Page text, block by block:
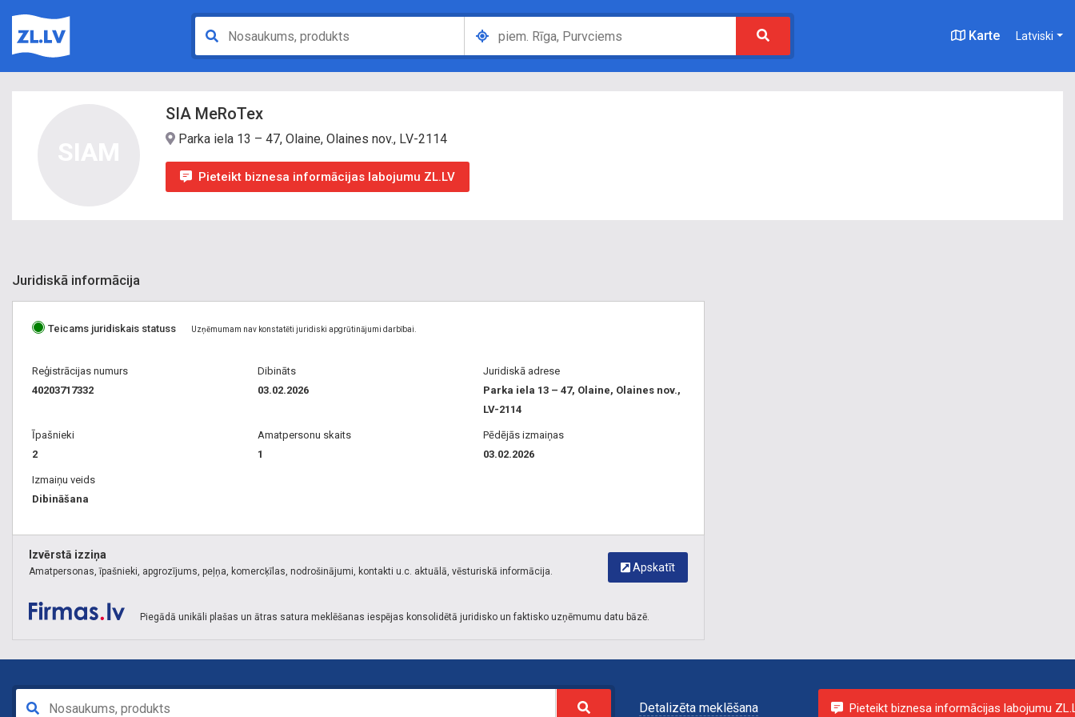
Karte Latviski
SIA MeRoTex
Parka iela 13 – 47, Olaine, Olaines nov., LV-2114
Pieteikt biznesa informācijas labojumu ZL.LV
Juridiskā informācija
Teicams juridiskais statuss Uzņēmumam nav konstatēti juridiski apgrūtinājumi darbībai.
Reģistrācijas numurs
40203717332
Dibināts
03.02.2026
Juridiskā adrese
Parka iela 13 – 47, Olaine, Olaines nov.,
LV-2114
Īpašnieki
2
Amatpersonu skaits
1
Pēdējās izmaiņas
03.02.2026
Izmaiņu veids
Dibināšana
Apskatīt
Izvērstā izziņa
Amatpersonas, īpašnieki, apgrozījums, peļņa, komercķīlas, nodrošinājumi, kontakti u.c. aktuālā, vēsturiskā informācija.
Piegādā unikāli plašas un ātras satura meklēšanas iespējas konsolidētā juridisko un faktisko uzņēmumu datu bāzē.
Detalizēta meklēšana Pieteikt biznesa informācijas labojumu